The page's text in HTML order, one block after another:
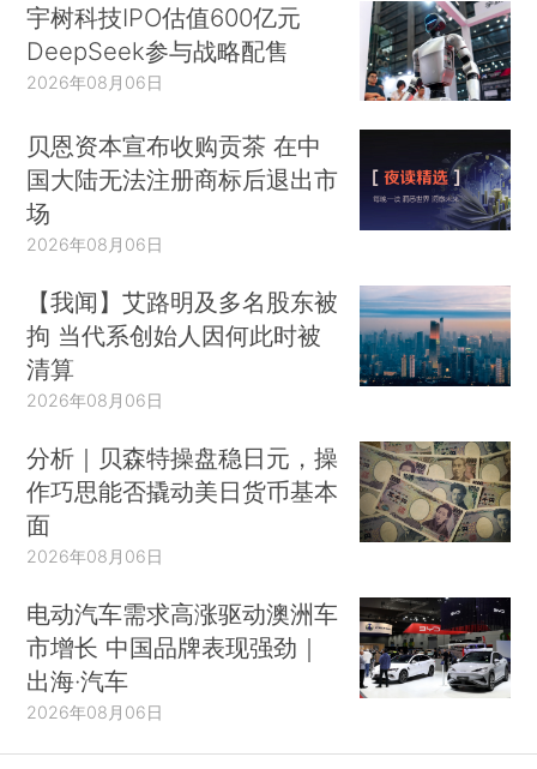
宇树科技IPO估值600亿元
DeepSeek参与战略配售
2026年08月06日
贝恩资本宣布收购贡茶 在中
国大陆无法注册商标后退出市
场
2026年08月06日
【我闻】艾路明及多名股东被
拘 当代系创始人因何此时被
清算
2026年08月06日
分析｜贝森特操盘稳日元，操
作巧思能否撬动美日货币基本
面
2026年08月06日
电动汽车需求高涨驱动澳洲车
市增长 中国品牌表现强劲｜
出海·汽车
2026年08月06日